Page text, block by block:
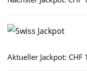
Aktueller Jackpot: CHF